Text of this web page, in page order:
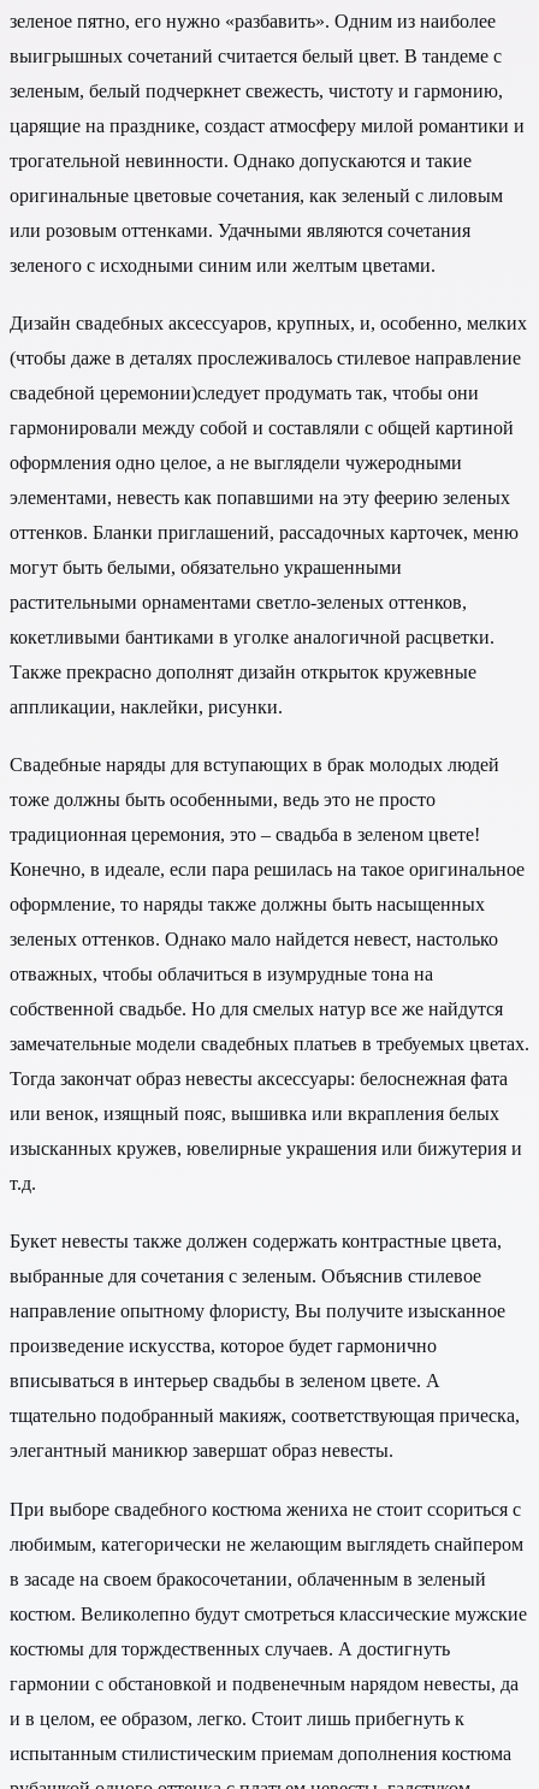
зеленое пятно, его нужно «разбавить». Одним из наиболее
выигрышных сочетаний считается белый цвет. В тандеме с
зеленым, белый подчеркнет свежесть, чистоту и гармонию,
царящие на празднике, создаст атмосферу милой романтики и
трогательной невинности. Однако допускаются и такие
оригинальные цветовые сочетания, как зеленый с лиловым
или розовым оттенками. Удачными являются сочетания
зеленого с исходными синим или желтым цветами.
Дизайн свадебных аксессуаров, крупных, и, особенно, мелких
(чтобы даже в деталях прослеживалось стилевое направление
свадебной церемонии)следует продумать так, чтобы они
гармонировали между собой и составляли с общей картиной
оформления одно целое, а не выглядели чужеродными
элементами, невесть как попавшими на эту феерию зеленых
оттенков. Бланки приглашений, рассадочных карточек, меню
могут быть белыми, обязательно украшенными
растительными орнаментами светло-зеленых оттенков,
кокетливыми бантиками в уголке аналогичной расцветки.
Также прекрасно дополнят дизайн открыток кружевные
аппликации, наклейки, рисунки.
Свадебные наряды для вступающих в брак молодых людей
тоже должны быть особенными, ведь это не просто
традиционная церемония, это – свадьба в зеленом цвете!
Конечно, в идеале, если пара решилась на такое оригинальное
оформление, то наряды также должны быть насыщенных
зеленых оттенков. Однако мало найдется невест, настолько
отважных, чтобы облачиться в изумрудные тона на
собственной свадьбе. Но для смелых натур все же найдутся
замечательные модели свадебных платьев в требуемых цветах.
Тогда закончат образ невесты аксессуары: белоснежная фата
или венок, изящный пояс, вышивка или вкрапления белых
изысканных кружев, ювелирные украшения или бижутерия и
т.д.
Букет невесты также должен содержать контрастные цвета,
выбранные для сочетания с зеленым. Объяснив стилевое
направление опытному флористу, Вы получите изысканное
произведение искусства, которое будет гармонично
вписываться в интерьер свадьбы в зеленом цвете. А
тщательно подобранный макияж, соответствующая прическа,
элегантный маникюр завершат образ невесты.
При выборе свадебного костюма жениха не стоит ссориться с
любимым, категорически не желающим выглядеть снайпером
в засаде на своем бракосочетании, облаченным в зеленый
костюм. Великолепно будут смотреться классические мужские
костюмы для торждественных случаев. А достигнуть
гармонии с обстановкой и подвенечным нарядом невесты, да
и в целом, ее образом, легко. Стоит лишь прибегнуть к
испытанным стилистическим приемам дополнения костюма